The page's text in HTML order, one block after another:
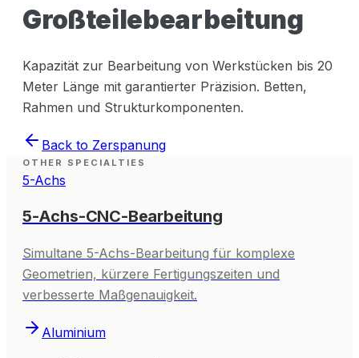
Großteilebearbeitung
Kapazität zur Bearbeitung von Werkstücken bis 20
Meter Länge mit garantierter Präzision. Betten,
Rahmen und Strukturkomponenten.
Back to Zerspanung
OTHER SPECIALTIES
5-Achs
5-Achs-CNC-Bearbeitung
Simultane 5-Achs-Bearbeitung für komplexe
Geometrien, kürzere Fertigungszeiten und
verbesserte Maßgenauigkeit.
Aluminium